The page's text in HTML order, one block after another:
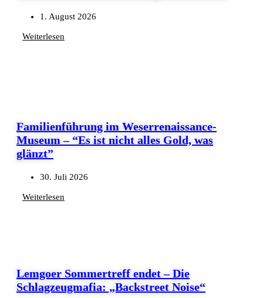
1. August 2026
Weiterlesen
Familienführung im Weserrenaissance-
Museum – “Es ist nicht alles Gold, was
glänzt”
30. Juli 2026
Weiterlesen
Lemgoer Sommertreff endet – Die
Schlagzeugmafia: „Backstreet Noise“